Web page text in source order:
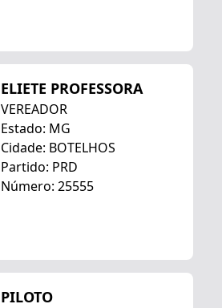
ELIETE PROFESSORA
VEREADOR
Estado: MG
Cidade: BOTELHOS
Partido: PRD
Número: 25555
PILOTO